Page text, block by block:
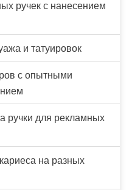
ручек с нанесением
и татуировок
с опытными
ручки для рекламных
на разных